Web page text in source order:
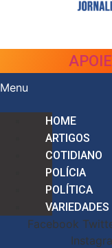
APOIE
Menu
HOME
ARTIGOS
COTIDIANO
POLÍCIA
POLÍTICA
VARIEDADES
Facebook